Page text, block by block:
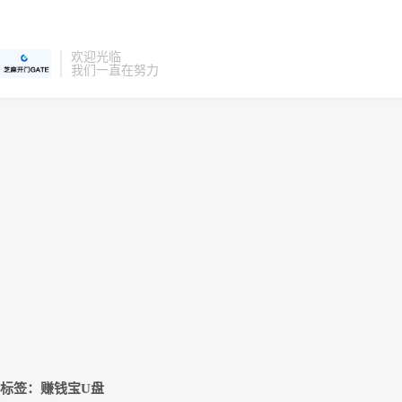
欢迎光临
我们一直在努力
标签：赚钱宝U盘